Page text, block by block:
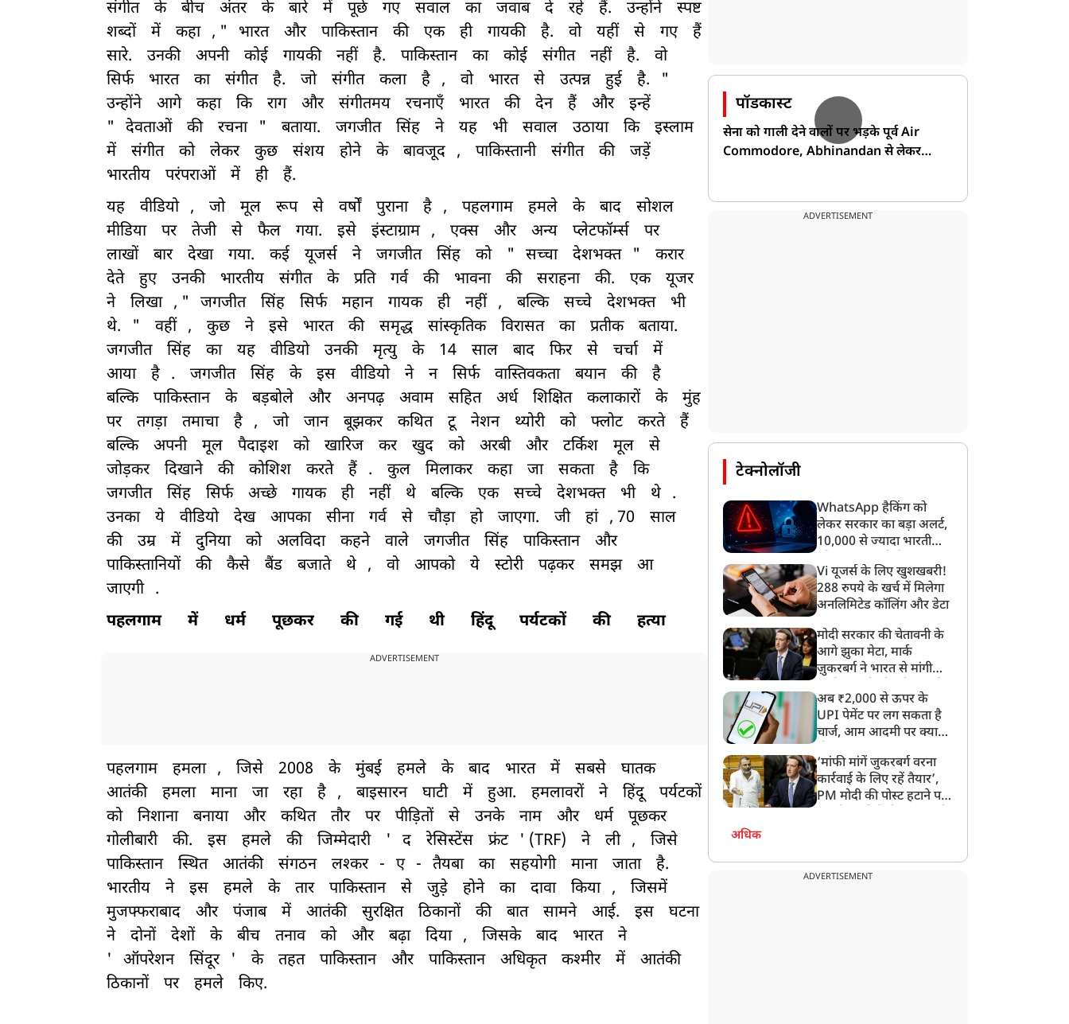
संगीत
के बीच अंतर के बारे में पूछे गए सवाल का जवाब दे रहे हैं. उन्होंने
स्पष्ट
शब्दों
में कहा , " भारत और पाकिस्तान की एक ही गायकी है. वो यहीं से गए
हैं
सारे.
उनकी अपनी कोई गायकी नहीं है. पाकिस्तान का कोई संगीत नहीं है.
वो
सिर्फ
भारत का संगीत है. जो संगीत कला है , वो भारत से उत्पन्न हुई है.
"
उन्होंने
आगे कहा कि राग और संगीतमय रचनाएँ भारत की देन हैं और
इन्हें
"
देवताओं की रचना " बताया. जगजीत सिंह ने यह भी सवाल उठाया कि
इस्लाम
में
संगीत को लेकर कुछ संशय होने के बावजूद , पाकिस्तानी संगीत की
जड़ें
भारतीय
परंपराओं में ही
हैं.
यह
वीडियो , जो मूल रूप से वर्षों पुराना है , पहलगाम हमले के बाद
सोशल
मीडिया
पर तेजी से फैल गया. इसे इंस्टाग्राम , एक्स और अन्य प्लेटफॉर्म्स
पर
लाखों
बार देखा गया. कई यूजर्स ने जगजीत सिंह को " सच्चा देशभक्त "
करार
देते
हुए उनकी भारतीय संगीत के प्रति गर्व की भावना की सराहना की. एक
यूजर
ने
लिखा , " जगजीत सिंह सिर्फ महान गायक ही नहीं , बल्कि सच्चे देशभक्त
भी
थे.
" वहीं , कुछ ने इसे भारत की समृद्ध सांस्कृतिक विरासत का प्रतीक
बताया.
जगजीत
सिंह का यह वीडियो उनकी मृत्यु के 14 साल बाद फिर से चर्चा
में
आया
है . जगजीत सिंह के इस वीडियो ने न सिर्फ वास्तिवकता बयान की
है
बल्कि
पाकिस्तान के बड़बोले और अनपढ़ अवाम सहित अर्ध शिक्षित कलाकारों के
मुंह
पर
तगड़ा तमाचा है , जो जान बूझकर कथित टू नेशन थ्योरी को फ्लोट करते
हैं
बल्कि
अपनी मूल पैदाइश को खारिज कर खुद को अरबी और टर्किश मूल
से
जोड़कर
दिखाने की कोशिश करते हैं . कुल मिलाकर कहा जा सकता है
कि
जगजीत
सिंह सिर्फ अच्छे गायक ही नहीं थे बल्कि एक सच्चे देशभक्त भी थे .
उनका
ये वीडियो देख आपका सीना गर्व से चौड़ा हो जाएगा. जी हां , 70
साल
की
उम्र में दुनिया को अलविदा कहने वाले जगजीत सिंह पाकिस्तान
और
पाकिस्तानियों
की कैसे बैंड बजाते थे , वो आपको ये स्टोरी पढ़कर समझ
आ
जाएगी .
पहलगाम
में धर्म पूछकर की गई थी हिंदू पर्यटकों की हत्या
ADVERTISEMENT
पहलगाम हमला , जिसे 2008 के मुंबई हमले के बाद भारत में सबसे
घातक
आतंकी
हमला माना जा रहा है , बाइसारन घाटी में हुआ. हमलावरों ने हिंदू
पर्यटकों
को
निशाना बनाया और कथित तौर पर पीड़ितों से उनके नाम और धर्म
पूछकर
गोलीबारी
की. इस हमले की जिम्मेदारी ' द रेसिस्टेंस फ्रंट ' (TRF) ने ली ,
जिसे
पाकिस्तान
स्थित आतंकी संगठन लश्कर - ए - तैयबा का सहयोगी माना जाता
है.
भारतीय
ने इस हमले के तार पाकिस्तान से जुड़े होने का दावा किया ,
जिसमें
मुजफ्फराबाद
और पंजाब में आतंकी सुरक्षित ठिकानों की बात सामने आई. इस
घटना
ने
दोनों देशों के बीच तनाव को और बढ़ा दिया , जिसके बाद भारत
ने
'
ऑपरेशन सिंदूर ' के तहत पाकिस्तान और पाकिस्तान अधिकृत कश्मीर में
आतंकी
ठिकानों
पर हमले किए.
पॉडकास्ट
सेना को गाली देने वालों पर भड़के पूर्व Air
Commodore, Abhinandan से लेकर
ADVERTISEMENT
टेक्नोलॉजी
WhatsApp हैकिंग को
लेकर सरकार का बड़ा अलर्ट,
10,000 से ज्यादा भारतीयों
गया
Vi यूजर्स के लिए खुशखबरी!
288 रुपये के खर्च में मिलेगा
अनलिमिटेड कॉलिंग और डेटा
मोदी सरकार की चेतावनी के
आगे झुका मेटा, मार्क
ज़ुकरबर्ग ने भारत से मांगी
अब ₹2,000 से ऊपर के
UPI पेमेंट पर लग सकता है
चार्ज, आम आदमी पर क्या
‘मांफी मांगें जुकरबर्ग वरना
कार्रवाई के लिए रहें तैयार’,
PM मोदी की पोस्ट हटाने पर
अधिक
ADVERTISEMENT